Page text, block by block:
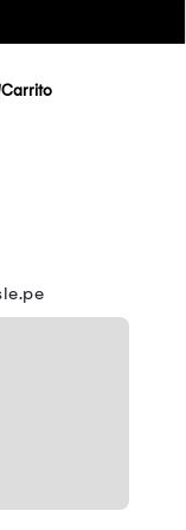
Carrito